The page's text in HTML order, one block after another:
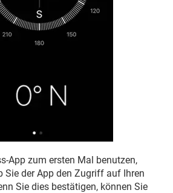
App zum ersten Mal benutzen,
Sie der App den Zugriff auf Ihren
Sie dies bestätigen, können Sie